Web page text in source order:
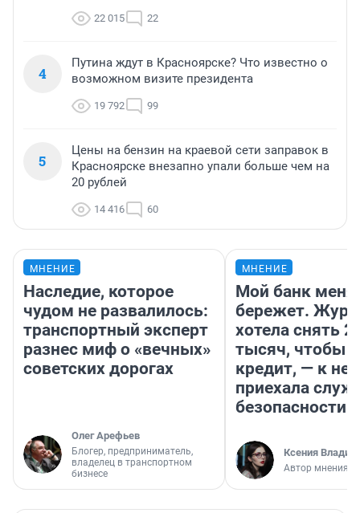
22 015 22
4
Путина ждут в Красноярске? Что известно о
возможном визите президента
19 792 99
5
Цены на бензин на краевой сети заправок в
Красноярске внезапно упали больше чем на
20 рублей
14 416 60
МНЕНИЕ
Наследие, которое
чудом не развалилось:
транспортный эксперт
разнес миф о «вечных»
советских дорогах
Олег Арефьев
Блогер, предприниматель,
владелец в транспортном
бизнесе
МНЕНИЕ
Мой банк меня
бережет.
хотела снять
тысяч, чтобы
кредит, — к
приехала
безопасности
Ксения
Автор мнения